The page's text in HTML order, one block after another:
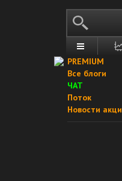
PREMIUM
Все блоги
ЧАТ
Поток
Новости